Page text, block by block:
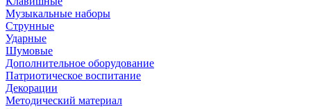
Музыкальные наборы
Струнные
Ударные
Шумовые
Дополнительное оборудование
Патриотическое воспитание
Декорации
Методический материал